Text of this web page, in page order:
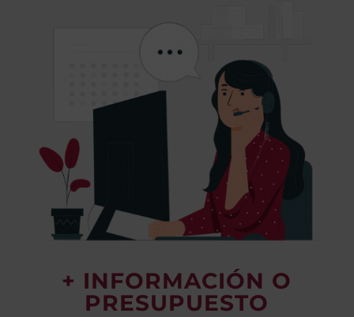
+ INFORMACIÓN O
PRESUPUESTO